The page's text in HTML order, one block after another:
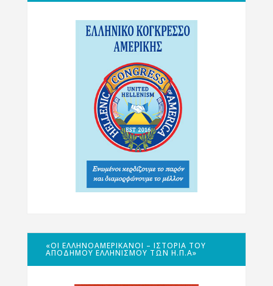
«ΟΙ ΕΛΛΗΝΟΑΜΕΡΙΚΑΝΟΊ – ΙΣΤΟΡΊΑ ΤΟΥ
ΑΠΌΔΗΜΟΥ ΕΛΛΗΝΙΣΜΟΎ ΤΩΝ Η.Π.Α»